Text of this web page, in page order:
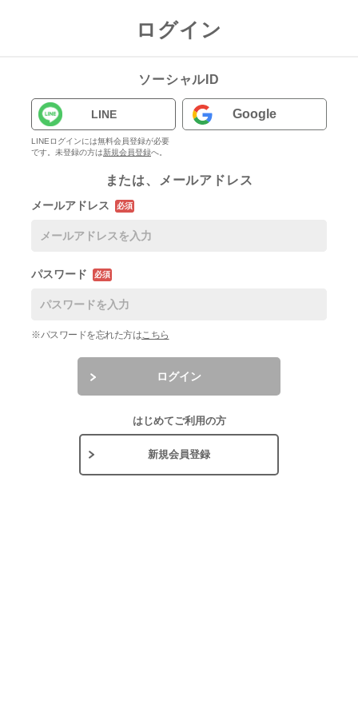
ログイン
ソーシャルID
LINE
LINEログインには無料会員登録が必要
です。未登録の方は新規会員登録へ。
Google
または、メールアドレス
メールアドレス 必須
パスワード 必須
※パスワードを忘れた方はこちら
ログイン
はじめてご利用の方
新規会員登録